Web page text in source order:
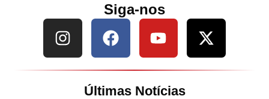
Siga-nos
Últimas Notícias